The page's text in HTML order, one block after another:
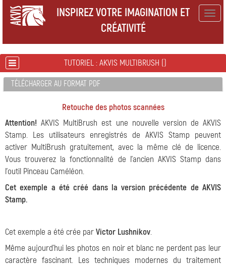
INSPIREZ VOTRE IMAGINATION ET
CRÉATIVITÉ
TUTORIEL : AKVIS MULTIBRUSH ()
TÉLÉCHARGER AU FORMAT PDF
Retouche des photos scannées
Attention! AKVIS MultiBrush est une nouvelle version de AKVIS
Stamp. Les utilisateurs enregistrés de AKVIS Stamp peuvent
activer MultiBrush gratuitement, avec la même clé de licence.
Vous trouverez la fonctionnalité de l'ancien AKVIS Stamp dans
l'outil Pinceau Caméléon.
Cet exemple a été créé dans la version précédente de AKVIS
Stamp.
Cet exemple a été crée parVictor Lushnikov.
Même aujourd'hui les photos en noir et blanc ne perdent pas leur
caractère fascinant. Les techniques modernes du traitement